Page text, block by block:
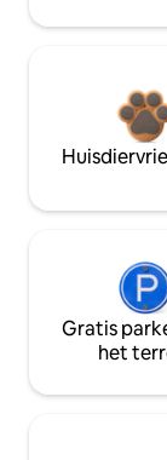
Gratis
het